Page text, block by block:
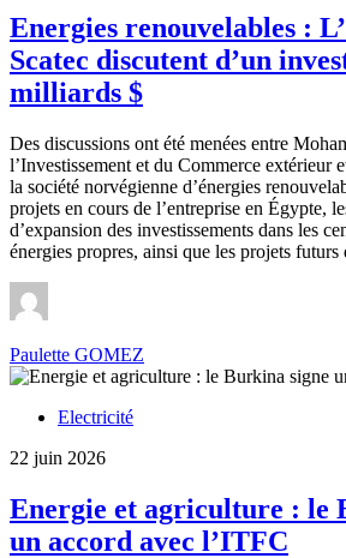
Energies renouvelables :
Scatec discutent d’un
milliards $
Des discussions ont été menées entre
l’Investissement et du Commerce extérieur
la société norvégienne d’énergies
projets en cours de l’entreprise en Égypte,
d’expansion des investissements dans les
énergies propres, ainsi que les projets futurs
Paulette GOMEZ
Electricité
22 juin 2026
Energie et agriculture : le
un accord avec l’ITFC